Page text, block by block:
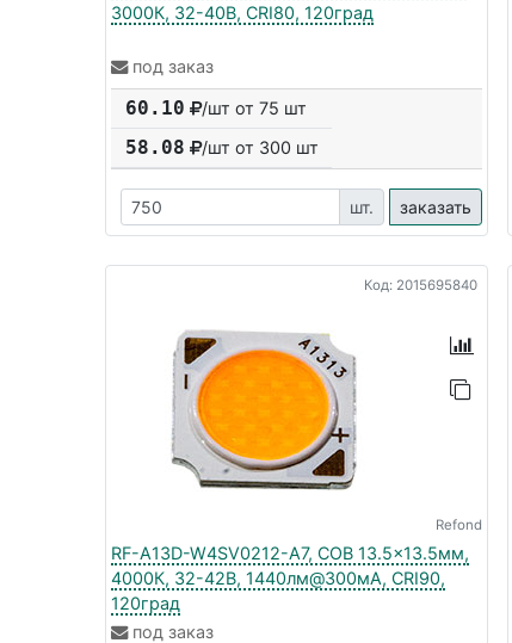
3000К, 32-40В, CRI80, 120град
под заказ
60.10 /шт от 75 шт
58.08 /шт от 300 шт
шт. заказать
Код: 2015695840
Refond
RF-A13D-W4SV0212-A7, COB 13.5x13.5мм,
4000К, 32-42В, 1440лм@300мА, CRI90,
120град
под заказ